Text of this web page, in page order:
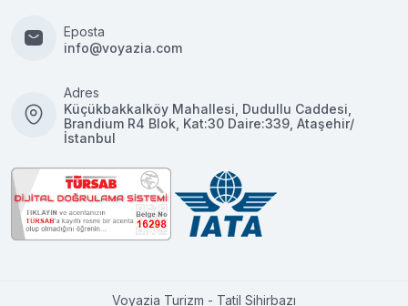
Eposta
info@voyazia.com
Adres
Küçükbakkalköy Mahallesi, Dudullu Caddesi,
Brandium R4 Blok, Kat:30 Daire:339, Ataşehir/
İstanbul
Voyazia Turizm - Tatil Sihirbazı